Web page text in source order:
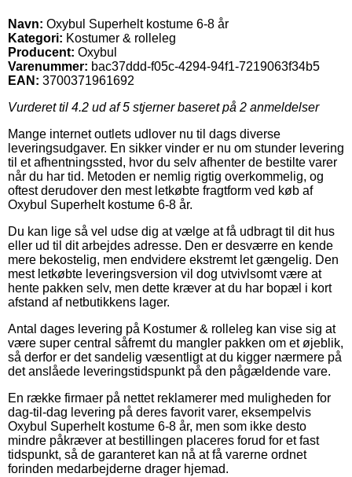
Navn: Oxybul Superhelt kostume 6-8 år
Kategori: Kostumer & rolleleg
Producent: Oxybul
Varenummer: bac37ddd-f05c-4294-94f1-7219063f34b5
EAN: 3700371961692
Vurderet til 4.2 ud af 5 stjerner baseret på 2 anmeldelser
Mange internet outlets udlover nu til dags diverse
leveringsudgaver. En sikker vinder er nu om stunder levering
til et afhentningssted, hvor du selv afhenter de bestilte varer
når du har tid. Metoden er nemlig rigtig overkommelig, og
oftest derudover den mest letkøbte fragtform ved køb af
Oxybul Superhelt kostume 6-8 år.
Du kan lige så vel udse dig at vælge at få udbragt til dit hus
eller ud til dit arbejdes adresse. Den er desværre en kende
mere bekostelig, men endvidere ekstremt let gængelig. Den
mest letkøbte leveringsversion vil dog utvivlsomt være at
hente pakken selv, men dette kræver at du har bopæl i kort
afstand af netbutikkens lager.
Antal dages levering på Kostumer & rolleleg kan vise sig at
være super central såfremt du mangler pakken om et øjeblik,
så derfor er det sandelig væsentligt at du kigger nærmere på
det anslåede leveringstidspunkt på den pågældende vare.
En række firmaer på nettet reklamerer med muligheden for
dag-til-dag levering på deres favorit varer, eksempelvis
Oxybul Superhelt kostume 6-8 år, men som ikke desto
mindre påkræver at bestillingen placeres forud for et fast
tidspunkt, så de garanteret kan nå at få varerne ordnet
forinden medarbejderne drager hjemad.